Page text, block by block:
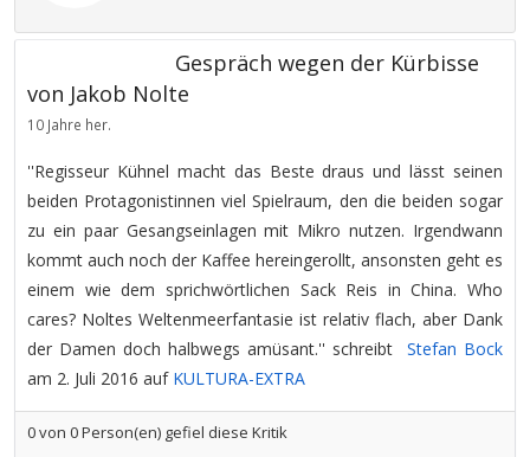
Gespräch wegen der Kürbisse
von Jakob Nolte
10 Jahre her.
''Regisseur Kühnel macht das Beste draus und lässt seinen
beiden Protagonistinnen viel Spielraum, den die beiden sogar
zu ein paar Gesangseinlagen mit Mikro nutzen. Irgendwann
kommt auch noch der Kaffee hereingerollt, ansonsten geht es
einem wie dem sprichwörtlichen Sack Reis in China. Who
cares? Noltes Weltenmeerfantasie ist relativ flach, aber Dank
der Damen doch halbwegs amüsant.'' schreibt Stefan Bock
am 2. Juli 2016 auf KULTURA-EXTRA
0von 0Person(en) gefiel diese Kritik